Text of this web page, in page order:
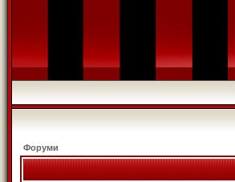
Форуми